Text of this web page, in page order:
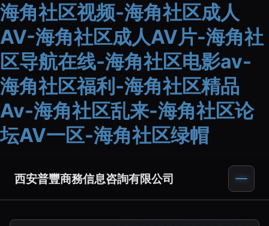
海角社区视频-海角社区成人
AV-海角社区成人AV片-海角社
区导航在线-海角社区电影av-
海角社区福利-海角社区精品
Av-海角社区乱来-海角社区论
坛AV一区-海角社区绿帽
西安普豐商務信息咨詢有限公司